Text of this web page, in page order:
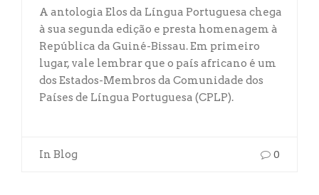
A antologia Elos da Língua Portuguesa chega
à sua segunda edição e presta homenagem à
República da Guiné-Bissau. Em primeiro
lugar, vale lembrar que o país africano é um
dos Estados-Membros da Comunidade dos
Países de Língua Portuguesa (CPLP).
In Blog 0